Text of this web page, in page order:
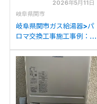
2026年5月11日
岐阜県関市
岐阜県関市ガス給湯器>パ
ロマ交換工事施工事例：リ
からパロマFH-2023SAW
への交換